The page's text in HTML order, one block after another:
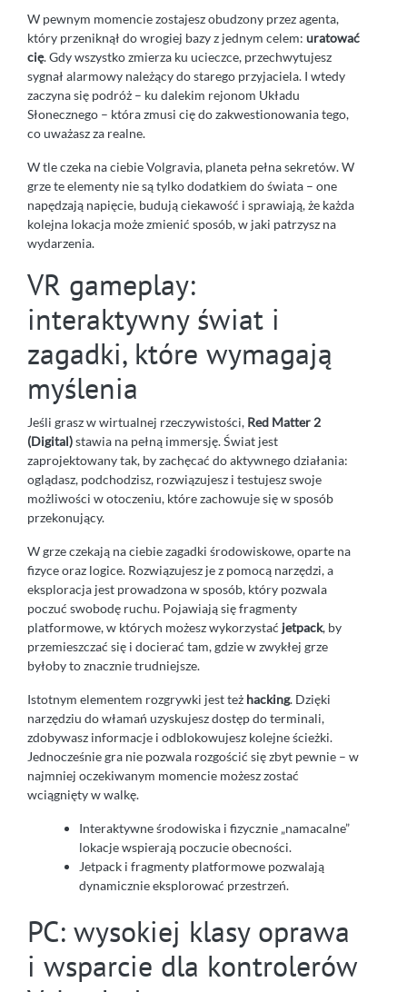
W pewnym momencie zostajesz obudzony przez agenta,
który przeniknął do wrogiej bazy z jednym celem: uratować
cię. Gdy wszystko zmierza ku ucieczce, przechwytujesz
sygnał alarmowy należący do starego przyjaciela. I wtedy
zaczyna się podróż – ku dalekim rejonom Układu
Słonecznego – która zmusi cię do zakwestionowania tego,
co uważasz za realne.
W tle czeka na ciebie Volgravia, planeta pełna sekretów. W
grze te elementy nie są tylko dodatkiem do świata – one
napędzają napięcie, budują ciekawość i sprawiają, że każda
kolejna lokacja może zmienić sposób, w jaki patrzysz na
wydarzenia.
VR gameplay:
interaktywny świat i
zagadki, które wymagają
myślenia
Jeśli grasz w wirtualnej rzeczywistości, Red Matter 2
(Digital)stawia na pełną immersję. Świat jest
zaprojektowany tak, by zachęcać do aktywnego działania:
oglądasz, podchodzisz, rozwiązujesz i testujesz swoje
możliwości w otoczeniu, które zachowuje się w sposób
przekonujący.
W grze czekają na ciebie zagadki środowiskowe, oparte na
fizyce oraz logice. Rozwiązujesz je z pomocą narzędzi, a
eksploracja jest prowadzona w sposób, który pozwala
poczuć swobodę ruchu. Pojawiają się fragmenty
platformowe, w których możesz wykorzystać jetpack, by
przemieszczać się i docierać tam, gdzie w zwykłej grze
byłoby to znacznie trudniejsze.
Istotnym elementem rozgrywki jest też hacking. Dzięki
narzędziu do włamań uzyskujesz dostęp do terminali,
zdobywasz informacje i odblokowujesz kolejne ścieżki.
Jednocześnie gra nie pozwala rozgościć się zbyt pewnie – w
najmniej oczekiwanym momencie możesz zostać
wciągnięty w walkę.
Interaktywne środowiska i fizycznie „namacalne”
lokacje wspierają poczucie obecności.
Jetpack i fragmenty platformowe pozwalają
dynamicznie eksplorować przestrzeń.
PC: wysokiej klasy oprawa
i wsparcie dla kontrolerów